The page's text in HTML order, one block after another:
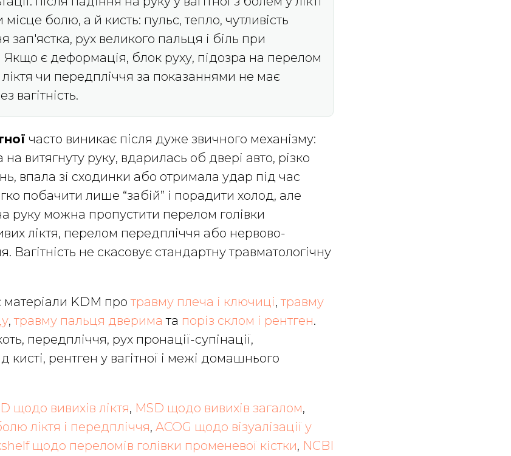
місце болю, а й кисть: пульс, тепло, чутливість
зап'ястка, рух великого пальця і біль при
Якщо є деформація, блок руху, підозра на перелом
чи передпліччя за показаннями не має
вагітність.
часто виникає після дуже звичного механізму:
витягнуту руку, вдарилась об двері авто, різко
впала зі сходинки або отримала удар під час
побачити лише “забій” і порадити холод, але
руку можна пропустити перелом голівки
ліктя, перелом передпліччя або нервово-
не скасовує стандартну травматологічну
KDM протравму плеча і ключиці,травму
,травму пальця дверима та поріз склом і рентген.
передпліччя, рух пронації-супінації,
рентген у вагітної і межі домашнього
щодо вивихів ліктя, MSD щодо вивихів загалом,
ліктя і передпліччя, ACOG щодо візуалізації у
щодо переломів голівки променевої кістки, NCBI